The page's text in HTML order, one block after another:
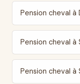
Pension cheval
Pension cheval
Pension cheval